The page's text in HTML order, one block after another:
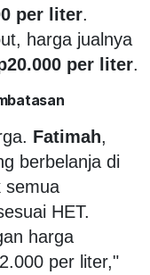
per liter.
harga jualnya
per liter.
Fatimah,
berbelanja di
semua
HET.
harga
per liter,"